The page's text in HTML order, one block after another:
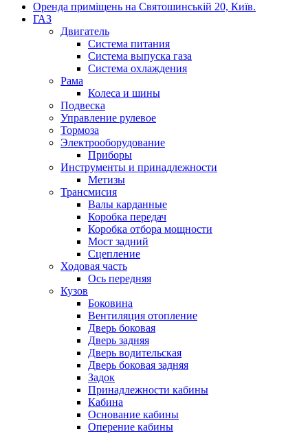
Оренда приміщень на Святошинській 20, Київ.
ГАЗ
Двигатель
Система питания
Система выпуска газа
Система охлаждения
Рама
Колеса и шины
Подвеска
Управление рулевое
Тормоза
Электрооборудование
Приборы
Инструменты и принадлежности
Метизы
Трансмисия
Валы карданные
Коробка передач
Коробка отбора мощности
Мост задний
Сцепление
Ходовая часть
Ось передняя
Кузов
Боковина
Вентиляция отопление
Дверь боковая
Дверь задняя
Дверь водительская
Дверь боковая задняя
Задок
Принадлежности кабины
Кабина
Основание кабины
Оперение кабины